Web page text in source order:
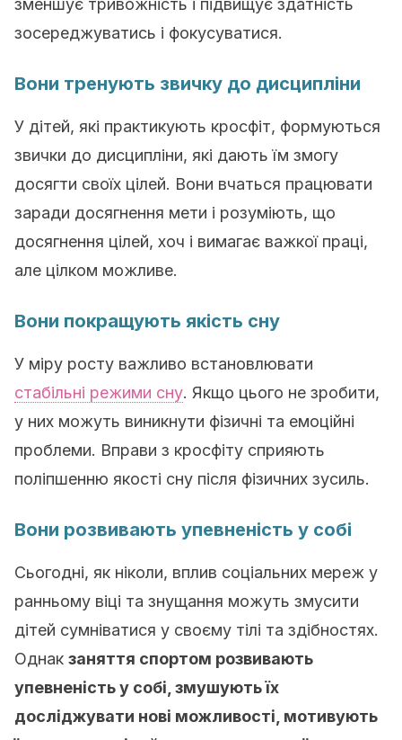
зменшує тривожність і підвищує здатність
зосереджуватись і фокусуватися.
Вони тренують звичку до дисципліни
У дітей, які практикують кросфіт, формуються
звички до дисципліни, які дають їм змогу
досягти своїх цілей. Вони вчаться працювати
заради досягнення мети і розуміють, що
досягнення цілей, хоч і вимагає важкої праці,
але цілком можливе.
Вони покращують якість сну
У міру росту важливо встановлювати
стабільні режими сну. Якщо цього не зробити,
у них можуть виникнути фізичні та емоційні
проблеми. Вправи з кросфіту сприяють
поліпшенню якості сну після фізичних зусиль.
Вони розвивають упевненість у собі
Сьогодні, як ніколи, вплив соціальних мереж у
ранньому віці та знущання можуть змусити
дітей сумніватися у своєму тілі та здібностях.
Однак заняття спортом розвивають
упевненість у собі, змушують їх
досліджувати нові можливості, мотивують